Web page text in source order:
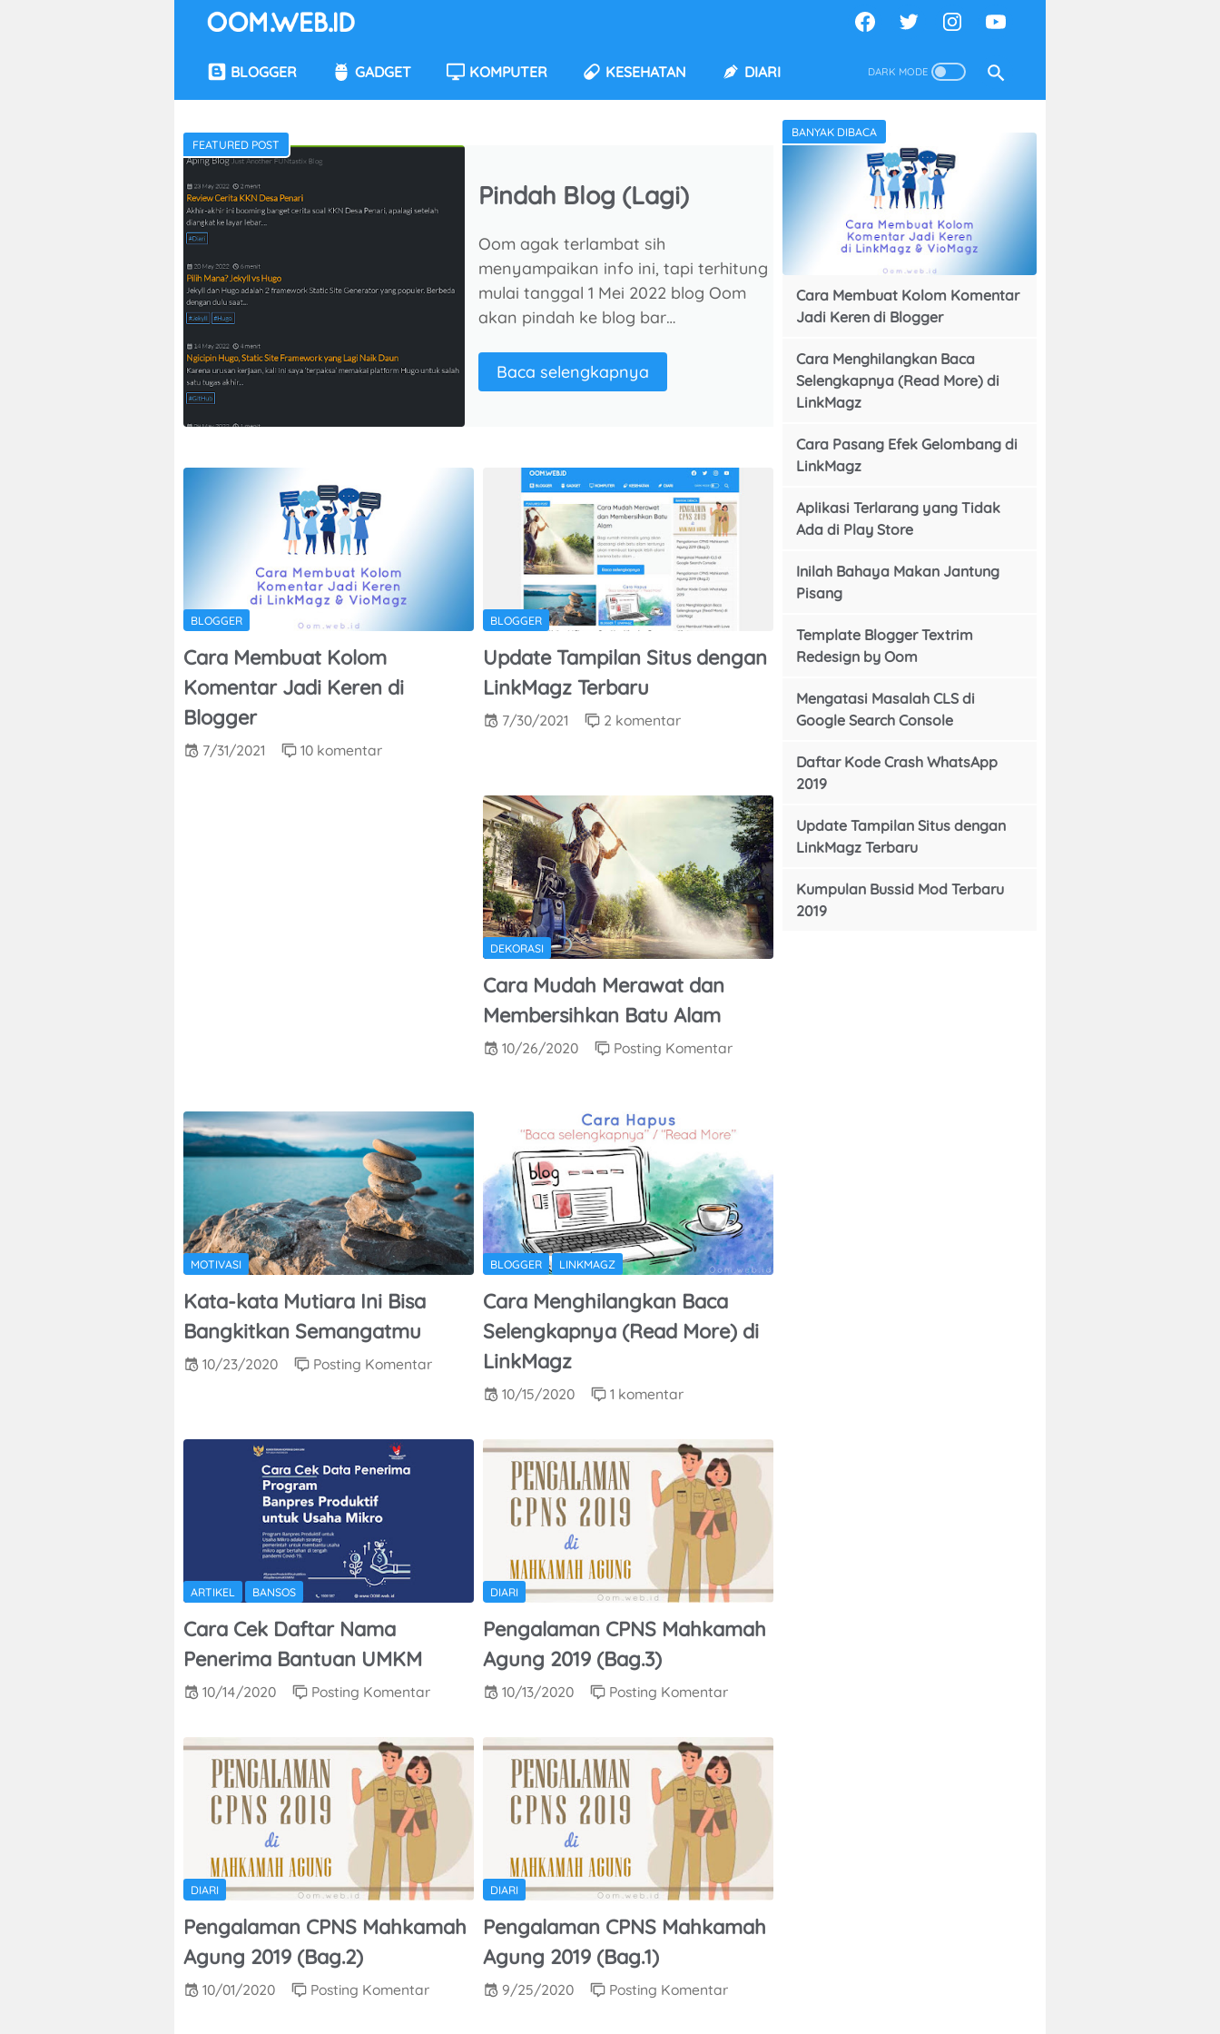
BLOGGER GADGET KOMPUTER KESEHATAN DIARI
FEATURED POST
Pindah Blog (Lagi)
Oom agak terlambat sih
menyampaikan info ini, tapi terhitung
mulai tanggal 1 Mei 2022 blog Oom
akan pindah ke blog bar…
Baca selengkapnya
Blog
BLOGGER
Cara Membuat Kolom
Komentar Jadi Keren di
Blogger
7/31/2021 10 komentar
BLOGGER
Update Tampilan Situs dengan
LinkMagz Terbaru
7/30/2021 2 komentar
DEKORASI
Cara Mudah Merawat dan
Membersihkan Batu Alam
10/26/2020 Posting Komentar
MOTIVASI
Kata-kata Mutiara Ini Bisa
Bangkitkan Semangatmu
10/23/2020 Posting Komentar
BLOGGER LINKMAGZ
Cara Menghilangkan Baca
Selengkapnya (Read More) di
LinkMagz
10/15/2020 1 komentar
ARTIKEL BANSOS
Cara Cek Daftar Nama
Penerima Bantuan UMKM
10/14/2020 Posting Komentar
DIARI
Pengalaman CPNS Mahkamah
Agung 2019 (Bag.3)
10/13/2020 Posting Komentar
DIARI
Pengalaman CPNS Mahkamah
Agung 2019 (Bag.2)
10/01/2020 Posting Komentar
DIARI
Pengalaman CPNS Mahkamah
Agung 2019 (Bag.1)
9/25/2020 Posting Komentar
BANYAK DIBACA
Cara Membuat Kolom Komentar
Jadi Keren di Blogger
Cara Menghilangkan Baca
Selengkapnya (Read More) di
LinkMagz
Cara Pasang Efek Gelombang di
LinkMagz
Aplikasi Terlarang yang Tidak
Ada di Play Store
Inilah Bahaya Makan Jantung
Pisang
Template Blogger Textrim
Redesign by Oom
Mengatasi Masalah CLS di
Google Search Console
Daftar Kode Crash WhatsApp
2019
Update Tampilan Situs dengan
LinkMagz Terbaru
Kumpulan Bussid Mod Terbaru
2019